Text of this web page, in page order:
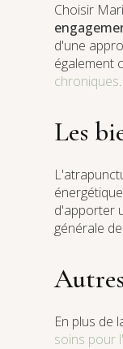
Choisir
d'une
également
chroniques.
Les
d'apporter
générale
En plus de
soins pour